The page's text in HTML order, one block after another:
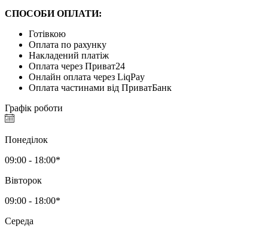
СПОСОБИ ОПЛАТИ:
Готівкою
Оплата по рахунку
Накладений платіж
Оплата через Приват24
Онлайн оплата через LiqPay
Оплата частинами від ПриватБанк
Графік роботи
Понеділок
09:00 - 18:00*
Вівторок
09:00 - 18:00*
Середа